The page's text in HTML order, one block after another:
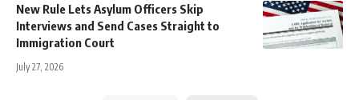
New Rule Lets Asylum Officers Skip
Interviews and Send Cases Straight to
Immigration Court
July 27, 2026